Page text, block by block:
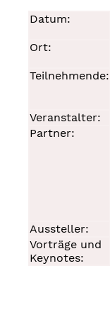
Datum:
Ort:
Teilnehmende:
Veranstalter:
Partner:
Aussteller:
Vorträge und
Keynotes: